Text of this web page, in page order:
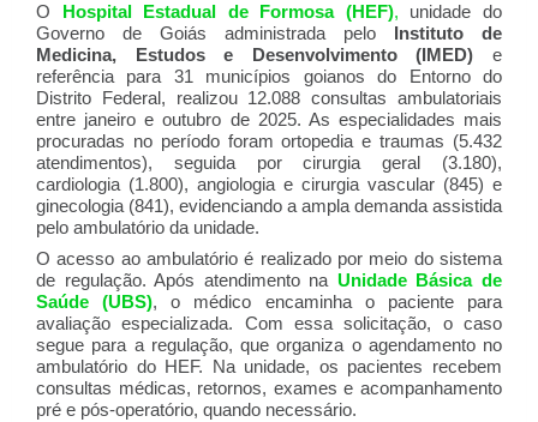
O Hospital Estadual de Formosa (HEF), unidade do
Governo de Goiás administrada pelo Instituto de
Medicina, Estudos e Desenvolvimento (IMED) e
referência para 31 municípios goianos do Entorno do
Distrito Federal, realizou 12.088 consultas ambulatoriais
entre janeiro e outubro de 2025. As especialidades mais
procuradas no período foram ortopedia e traumas (5.432
atendimentos), seguida por cirurgia geral (3.180),
cardiologia (1.800), angiologia e cirurgia vascular (845) e
ginecologia (841), evidenciando a ampla demanda assistida
pelo ambulatório da unidade.
O acesso ao ambulatório é realizado por meio do sistema
de regulação. Após atendimento na Unidade Básica de
Saúde (UBS), o médico encaminha o paciente para
avaliação especializada. Com essa solicitação, o caso
segue para a regulação, que organiza o agendamento no
ambulatório do HEF. Na unidade, os pacientes recebem
consultas médicas, retornos, exames e acompanhamento
pré e pós-operatório, quando necessário.